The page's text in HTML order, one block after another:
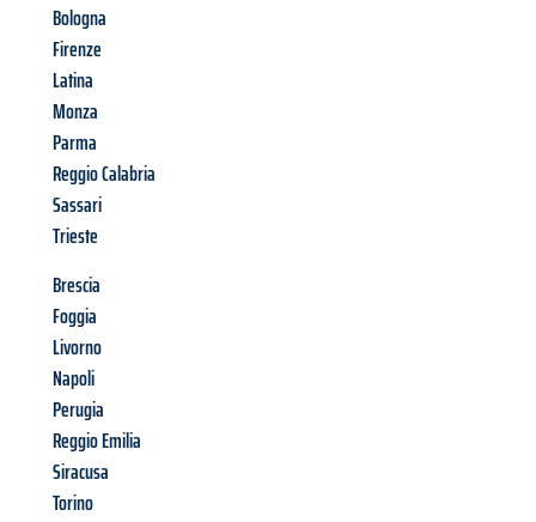
Bologna
Firenze
Latina
Monza
Parma
Reggio Calabria
Sassari
Trieste
Brescia
Foggia
Livorno
Napoli
Perugia
Reggio Emilia
Siracusa
Torino